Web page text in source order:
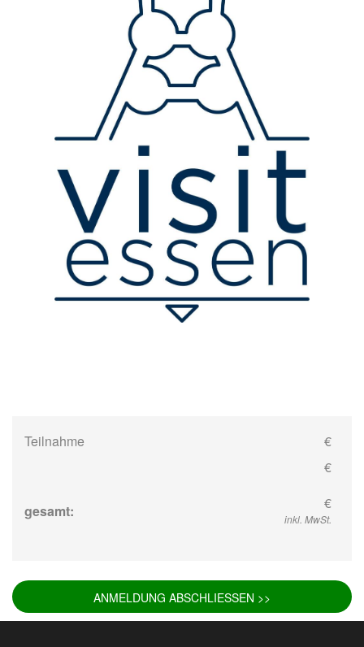
Teilnahme
€
€
gesamt: €
inkl. MwSt.
ANMELDUNG ABSCHLIESSEN >>